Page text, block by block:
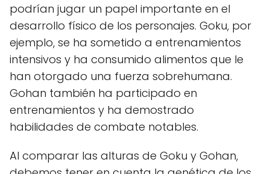
podrían jugar un papel importante en el
desarrollo físico de los personajes. Goku, por
ejemplo, se ha sometido a entrenamientos
intensivos y ha consumido alimentos que le
han otorgado una fuerza sobrehumana.
Gohan también ha participado en
entrenamientos y ha demostrado
habilidades de combate notables.
Al comparar las alturas de Goku y Gohan,